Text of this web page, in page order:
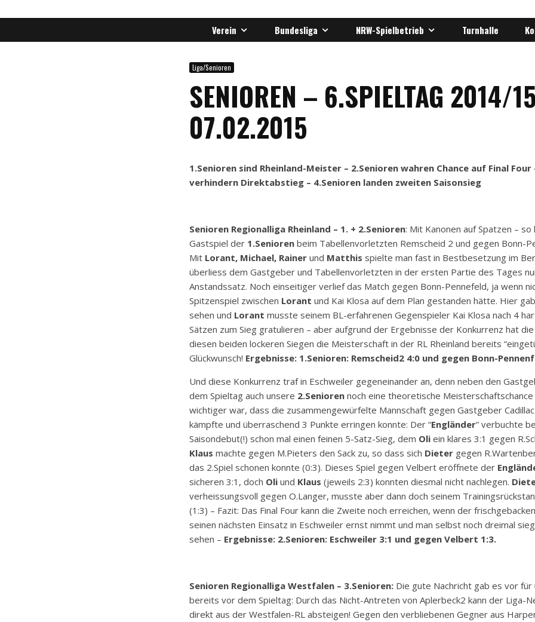
Verein Bundesliga NRW-Spielbetrieb Turnhalle
Liga/Senioren
SENIOREN – 6.SPIELTAG 2014/
07.02.2015
1.Senioren sind Rheinland-Meister – 2.Senioren wahren Chance auf Final Four
verhindern Direktabstieg – 4.Senioren landen zweiten Saisonsieg
Senioren Regionalliga Rheinland – 1. + 2.Senioren: Mit Kanonen auf Spatzen – so
Gastspiel der 1.Senioren beim Tabellenvorletzten Remscheid 2 und gegen Bonn-
Mit Lorant, Michael, Rainer und Matthis spielte man fast in Bestbesetzung im
überliess dem Gastgeber und Tabellenvorletzten in der ersten Partie des Tages
Anstandssatz. Noch einseitiger verlief das Match gegen Bonn-Pennefeld, ja wenn
Spitzenspiel zwischen Lorant und Kai Klosa auf dem Plan gestanden hätte. Hier
sehen und Lorant musste seinem BL-erfahrenen Gegenspieler Kai Klosa nach 4
Sätzen zum Sieg gratulieren – aber aufgrund der Ergebnisse der Konkurrenz hat die
diesen beiden lockeren Siegen die Meisterschaft in der RL Rheinland bereits
Glückwunsch! Ergebnisse: 1.Senioren: Remscheid2 4:0 und gegen Bonn-
Und diese Konkurrenz traf in Eschweiler gegeneinander an, denn neben den
dem Spieltag auch unsere 2.Senioren noch eine theoretische
wichtiger war, dass die zusammengewürfelte Mannschaft gegen Gastgeber
kämpfte und überraschend 3 Punkte erringen konnte: Der “Engländer” verbuchte
Saisondebut(!) schon mal einen feinen 5-Satz-Sieg, dem Oli ein klares 3:1 gegen
Klaus machte gegen M.Pieters den Sack zu, so dass sich Dieter gegen
das 2.Spiel schonen konnte (0:3). Dieses Spiel gegen Velbert eröffnete der
sicheren 3:1, doch Oli und Klaus (jeweils 2:3) konnten diesmal nicht nachlegen.
verheissungsvoll gegen O.Langer, musste aber dann doch seinem
(1:3) – Fazit: Das Final Four kann die Zweite noch erreichen, wenn der
seinen nächsten Einsatz in Eschweiler ernst nimmt und man selbst noch dreimal
sehen – Ergebnisse: 2.Senioren: Eschweiler 3:1 und gegen Velbert 1:3.
Senioren Regionalliga Westfalen – 3.Senioren: Die gute Nachricht gab es vor für
bereits vor dem Spieltag: Durch das Nicht-Antreten von Aplerbeck2 kann der Liga-
direkt aus der Westfalen-RL absteigen! Gegen den verbliebenen Gegner aus